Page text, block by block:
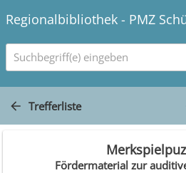
Regionalbibliothek - PMZ
Suchbegriff(e) eingeben
Trefferliste
Fördermaterial zur